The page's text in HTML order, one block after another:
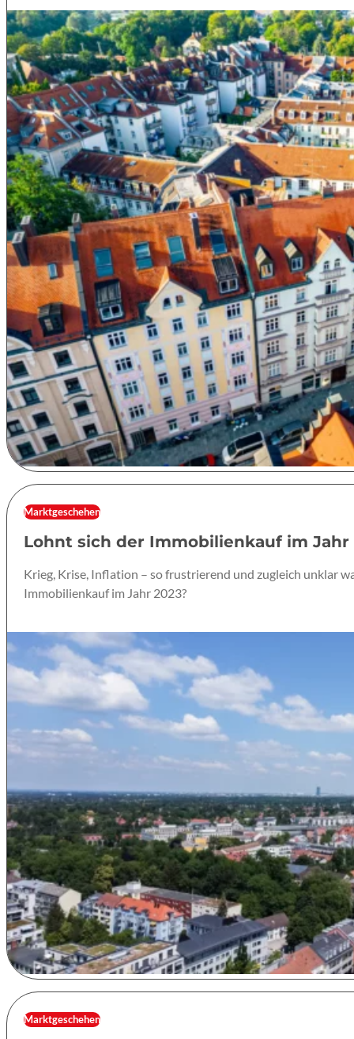
Marktgeschehen
Lohnt sich der Immobilienkauf im Jahr
Krieg, Krise, Inflation – so frustrierend und zugleich unklar
Immobilienkauf im Jahr 2023?
Marktgeschehen